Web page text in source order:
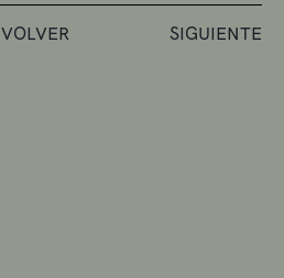
VOLVER SIGUIENTE